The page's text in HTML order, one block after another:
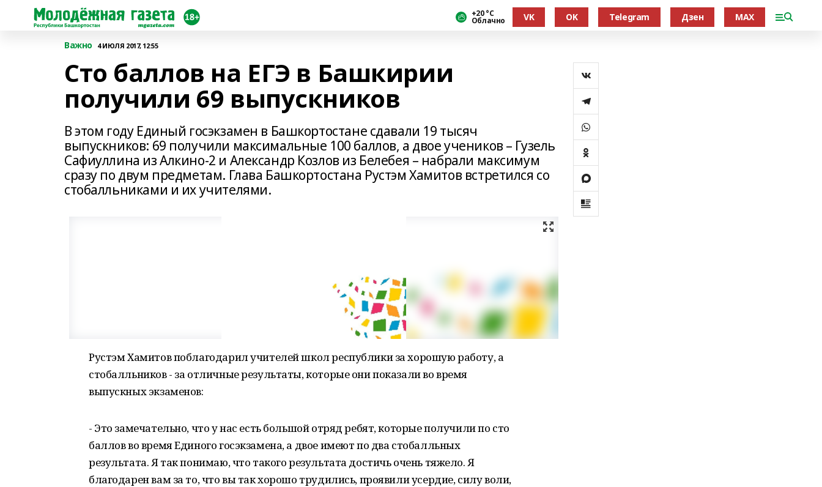
+20 °С
Облачно VK OK Telegram Дзен MAX
Важно 4 ИЮЛЯ 2017, 12:55
Сто баллов на ЕГЭ в Башкирии
получили 69 выпускников
В этом году Единый госэкзамен в Башкортостане сдавали 19 тысяч
выпускников: 69 получили максимальные 100 баллов, а двое учеников – Гузель
Сафиуллина из Алкино-2 и Александр Козлов из Белебея – набрали максимум
сразу по двум предметам. Глава Башкортостана Рустэм Хамитов встретился со
стобалльниками и их учителями.
Рустэм Хамитов поблагодарил учителей школ республики за хорошую работу, а
стобалльников - за отличные результаты, которые они показали во время
выпускных экзаменов:
- Это замечательно, что у нас есть большой отряд ребят, которые получили по сто
баллов во время Единого госэкзамена, а двое имеют по два стобалльных
результата. Я так понимаю, что такого результата достичь очень тяжело. Я
благодарен вам за то, что вы так хорошо трудились, проявили усердие, силу воли,